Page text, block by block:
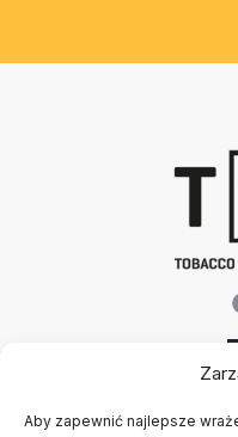
Aby zapewnić najlepsze